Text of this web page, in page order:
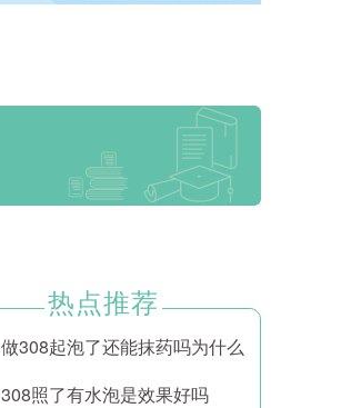
热点推荐
做308起泡了还能抹药吗为什么
308照了有水泡是效果好吗